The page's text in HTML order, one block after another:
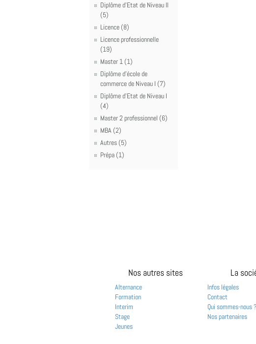
Diplôme d'Etat de Niveau II
(5)
Licence (8)
Licence professionnelle
(19)
Master 1 (1)
Diplôme d'école de
commerce de Niveau I (7)
Diplôme d'Etat de Niveau I
(4)
Master 2 professionnel (6)
MBA (2)
Autres (5)
Prépa (1)
Nos autres sites
Alternance
Formation
Interim
Stage
Jeunes
La
Infos légales
Contact
Qui sommes-nous ?
Nos partenaires